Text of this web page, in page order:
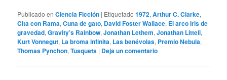
Publicado en Ciencia Ficción | Etiquetado 1972,Arthur C. Clarke,
Cita con Rama,Cuna de gato, David Foster Wallace, El arco iris de
gravedad,Gravity’s Rainbow,Jonathan Lethem,Jonathan Littell,
Kurt Vonnegut, La broma infinita, Las benévolas, Premio Nebula,
Thomas Pynchon,Tusquets | Deja un comentario